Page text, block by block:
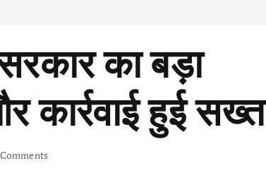
का बड़ा
कार्रवाई हुई सख्त